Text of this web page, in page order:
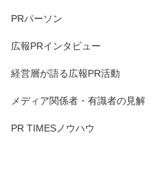
PRパーソン
広報PRインタビュー
経営層が語る広報PR活動
メディア関係者・有識者の見解
PR TIMESノウハウ